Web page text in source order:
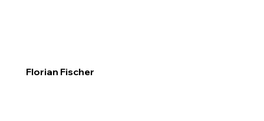
Florian Fischer